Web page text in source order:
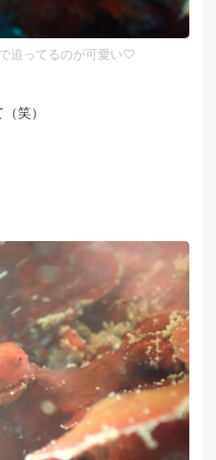
追ってるのが可愛い♡
笑）